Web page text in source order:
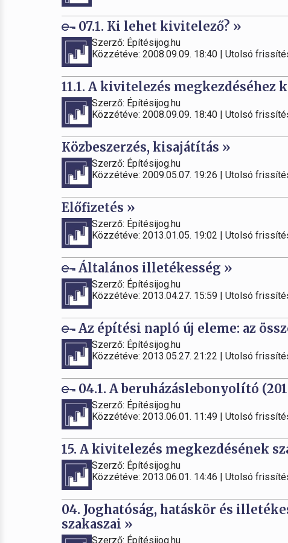
07.1. Ki lehet kivitelező? »
Szerző: Építésijog.hu
Közzétéve: 2008.09.09. 18:40 | Utolsó
11.1. A kivitelezés megkezdéséhez
Szerző: Építésijog.hu
Közzétéve: 2008.09.09. 18:40 | Utolsó
Közbeszerzés, kisajátítás »
Szerző: Építésijog.hu
Közzétéve: 2009.05.07. 19:26 | Utolsó
Előfizetés »
Szerző: Építésijog.hu
Közzétéve: 2013.01.05. 19:02 | Utolsó
Általános illetékesség »
Szerző: Építésijog.hu
Közzétéve: 2013.04.27. 15:59 | Utolsó
Az építési napló új eleme: az
Szerző: Építésijog.hu
Közzétéve: 2013.05.27. 21:22 | Utolsó
04.1. A beruházáslebonyolító
Szerző: Építésijog.hu
Közzétéve: 2013.06.01. 11:49 | Utolsó
15. A kivitelezés megkezdésének
Szerző: Építésijog.hu
Közzétéve: 2013.06.01. 14:46 | Utolsó
04. Joghatóság, hatáskör és
szakaszai »
Szerző: Építésijog.hu